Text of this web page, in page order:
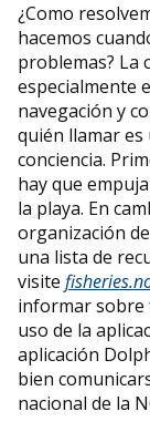
¿Como
hacemos
problemas? La
especialmente
navegación y
quién llamar
conciencia.
hay que
la playa. En
organización
una lista de
visite
informar sobre
uso de la
aplicación
bien
nacional de la